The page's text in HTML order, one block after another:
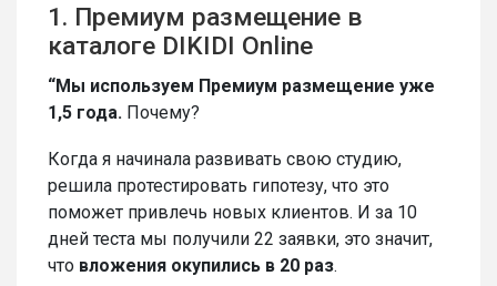
1. Премиум размещение в
каталоге DIKIDI Online
“Мы используем Премиум размещение уже
1,5 года. Почему?
Когда я начинала развивать свою студию,
решила протестировать гипотезу, что это
поможет привлечь новых клиентов. И за 10
дней теста мы получили 22 заявки, это значит,
что вложения окупились в 20 раз.